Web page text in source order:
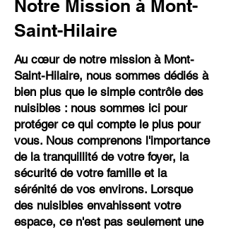
Notre Mission à Mont-
Saint-Hilaire
Au cœur de notre mission à Mont-
Saint-Hilaire, nous sommes dédiés à
bien plus que le simple contrôle des
nuisibles : nous sommes ici pour
protéger ce qui compte le plus pour
vous. Nous comprenons l'importance
de la tranquillité de votre foyer, la
sécurité de votre famille et la
sérénité de vos environs. Lorsque
des nuisibles envahissent votre
espace, ce n'est pas seulement une